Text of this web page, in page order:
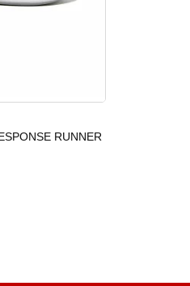
RUNNER